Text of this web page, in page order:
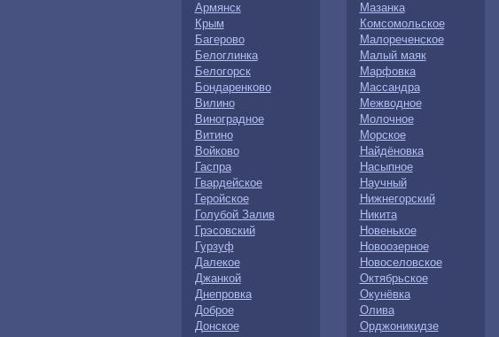
Армянск
Крым
Багерово
Белоглинка
Белогорск
Бондаренково
Вилино
Виноградное
Витино
Войково
Гаспра
Гвардейское
Геройское
Голубой Залив
Грэсовский
Гурзуф
Далекое
Джанкой
Днепровка
Доброе
Донское
Мазанка
Комсомольское
Малореченское
Малый маяк
Марфовка
Массандра
Межводное
Молочное
Морское
Найдёновка
Насыпное
Научный
Нижнегорский
Никита
Новенькое
Новоозерное
Новоселовское
Октябрьское
Окунёвка
Олива
Орджоникидзе